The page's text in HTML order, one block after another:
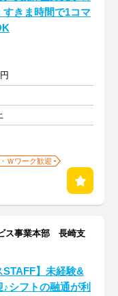
すきま時間で1コマ
Ｗワーク歓迎
ス事業本部 長崎支
STAFF】未経験&
シフトの融通が利